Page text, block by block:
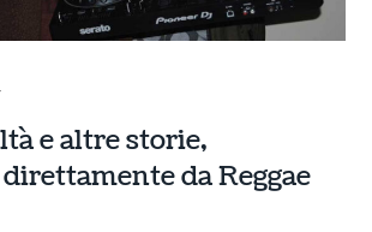
e altre storie,
da Reggae